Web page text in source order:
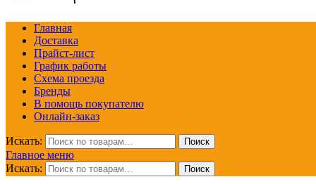
Главная
Доставка
Прайст-лист
График работы
Схема проезда
Бренды
В помощь покупателю
Онлайн-заказ
Искать: Поиск
Главное меню
Искать:
Поиск